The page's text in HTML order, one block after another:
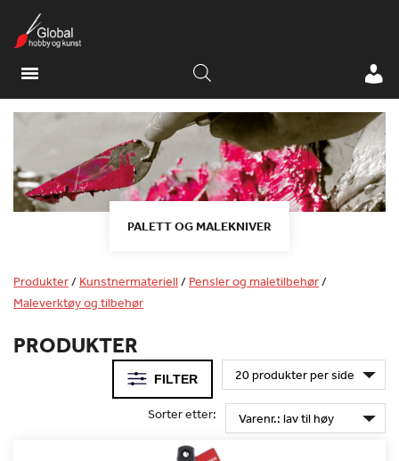
PALETT OG MALEKNIVER
Produkter/ Kunstnermateriell/ Pensler og maletilbehør/
Maleverktøy og tilbehør
PRODUKTER
FILTER
Sorter etter: